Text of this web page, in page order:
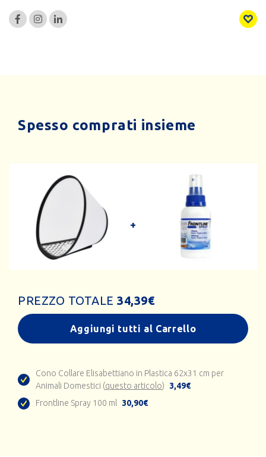
Spesso comprati insieme
PREZZO TOTALE 34,39€
Aggiungi tutti al Carrello
Cono Collare Elisabettiano in Plastica 62x31 cm per
Animali Domestici (questo articolo)
3,49€
Frontline Spray 100 ml 30,90€